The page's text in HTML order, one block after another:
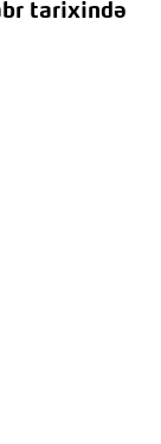
tarixində